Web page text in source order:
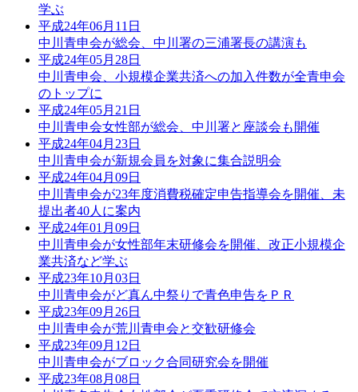
学ぶ
平成24年06月11日
中川青申会が総会、中川署の三浦署長の講演も
平成24年05月28日
中川青申会、小規模企業共済への加入件数が全青申会
のトップに
平成24年05月21日
中川青申会女性部が総会、中川署と座談会も開催
平成24年04月23日
中川青申会が新規会員を対象に集合説明会
平成24年04月09日
中川青申会が23年度消費税確定申告指導会を開催、未
提出者40人に案内
平成24年01月09日
中川青申会が女性部年末研修会を開催、改正小規模企
業共済など学ぶ
平成23年10月03日
中川青申会がど真ん中祭りで青色申告をＰＲ
平成23年09月26日
中川青申会が荒川青申会と交歓研修会
平成23年09月12日
中川青申会がブロック合同研究会を開催
平成23年08月08日